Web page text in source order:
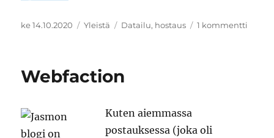
Julkaistu
ke 14.10.2020 Kategoriat
Yleistä Avainsanat
Datailu, hostaus 1 kommentti
Webfaction
Kuten aiemmassa
postauksessa (joka oli